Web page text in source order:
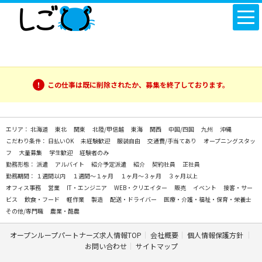
この仕事は既に削除されたか、募集を終了しております。
エリア： 北海道 東北 関東 北陸/甲信越 東海 関西 中国/四国 九州
沖縄
こだわり条件： 日払いOK 未経験歓迎 服装自由 交通費/手当てあり
オープニングスタッ
フ
大量募集 学生歓迎
経験者のみ
勤務形態： 派遣 アルバイト 紹介予定派遣 紹介 契約社員
正社員
勤務期間： １週間以内 １週間～１ヶ月 １ヶ月～３ヶ月
３ヶ月以上
オフィス事務
営業 IT・エンジニア WEB・クリエイター 販売 イベント
接客・サー
ビス
飲食・フード 軽作業 製造 配送・ドライバー
医療・介護・福祉・保育・栄養士
その他/専門職
農業・酪農
オープンループパートナーズ求人情報TOP 会社概要
個人情報保護方針
お問い合わせ
サイトマップ